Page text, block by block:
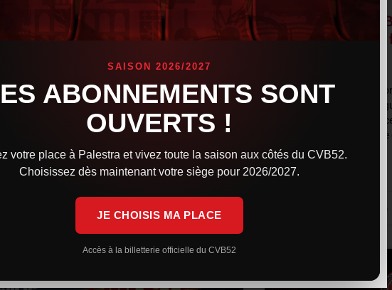
en finale, Stetka en or,
Liberman en bronze
Lindqvist avec la Finlande a rendez-vous en finale
de l’European League, tandis que la République
et Martin Stetka sont sorti vainqueurs des
8 juillet 2026 9 h 59 min
VNL 2026 : les
confirmation et
L’équipe de France a
Volleyball Nations
rencontres intenses
Après une victoire
LIRE LA SUITE »
SAISON 2026/2027
ABONNEMENTS SONT
OUVERTS !
votre place à Palestra et vivez toute la saison aux côtés du CVB52.
Choisissez dès maintenant votre siège pour 2026/2027.
JE CHOISIS MA PLACE
Accès à la billetterie officielle du CVB52